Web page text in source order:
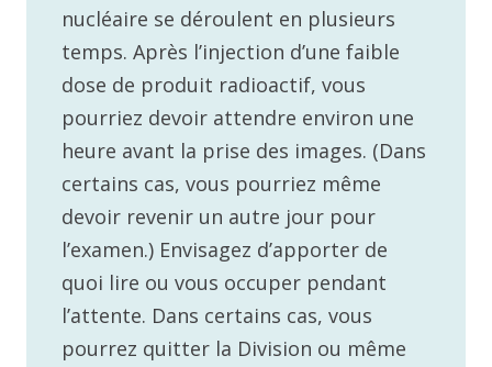
nucléaire se déroulent en plusieurs
temps. Après l’injection d’une faible
dose de produit radioactif, vous
pourriez devoir attendre environ une
heure avant la prise des images. (Dans
certains cas, vous pourriez même
devoir revenir un autre jour pour
l’examen.) Envisagez d’apporter de
quoi lire ou vous occuper pendant
l’attente. Dans certains cas, vous
pourrez quitter la Division ou même